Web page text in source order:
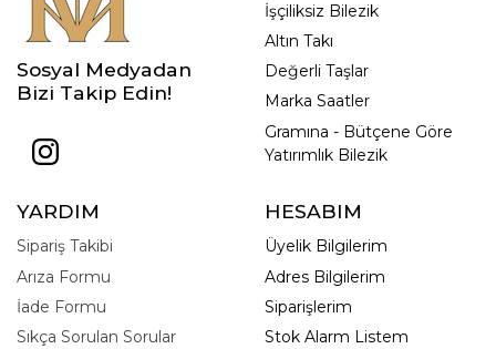
Sosyal Medyadan
Bizi Takip Edin!
İşçiliksiz Bilezik
Altın Takı
Değerli Taşlar
Marka Saatler
Gramına - Bütçene Göre
Yatırımlık Bilezik
YARDIM
Sipariş Takibi
Arıza Formu
İade Formu
Sıkça Sorulan Sorular
HESABIM
Üyelik Bilgilerim
Adres Bilgilerim
Siparişlerim
Stok Alarm Listem